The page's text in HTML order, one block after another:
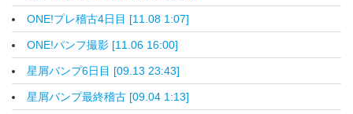
ONE!プレ稽古4日目 [11.08 1:07]
ONE!パンフ撮影 [11.06 16:00]
星屑バンプ6日目 [09.13 23:43]
星屑バンプ最終稽古 [09.04 1:13]